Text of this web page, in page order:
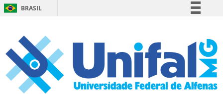
BRASIL
Participe
Acesso à informação
Legislação